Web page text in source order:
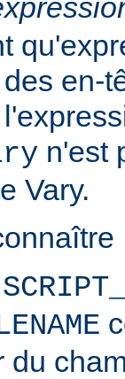
en-
n'est
Vary.
du